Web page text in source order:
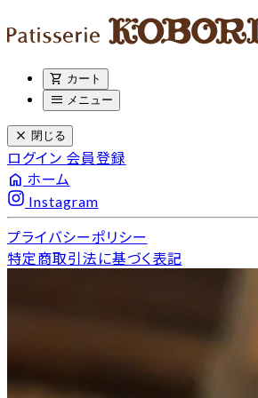
shopping_cart カート
menu メニュー
close 閉じる
ログイン 会員登録
home ホーム
Instagram
プライバシーポリシー
特定商取引法に基づく表記